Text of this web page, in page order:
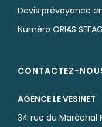
Devis prévoyance
Numéro ORIAS
CONTACTEZ-
AGENCE LE VESINET
34 rue du Maréchal